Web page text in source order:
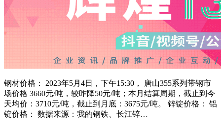
钢材价格： 2023年5月4日，下午15:30， 唐山355系列带钢市
场价格 3660元/吨，较昨降50元/吨；本月结算周期，截止到今
天均价：3710元/吨，截止到月底：3675元/吨。 锌锭价格： 铝
锭价格： 数据来源：我的钢铁、长江锌…